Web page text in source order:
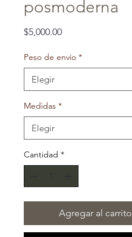
posmoderna
$5,000.00Precio
Peso de envío *
Medidas *
Cantidad *
Agregar al carrito